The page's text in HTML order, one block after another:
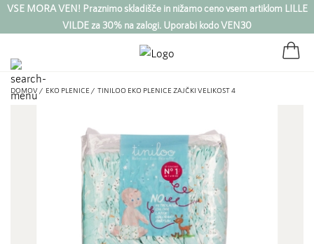
VSE MORA VEN! Praznimo skladišče in nižamo ceno vsem artiklom LILLE
VILDE za 30% na zalogi. Uporabi kodo VEN30
DOMOV / EKO PLENICE / TINILOO EKO PLENICE ZAJČKI VELIKOST 4